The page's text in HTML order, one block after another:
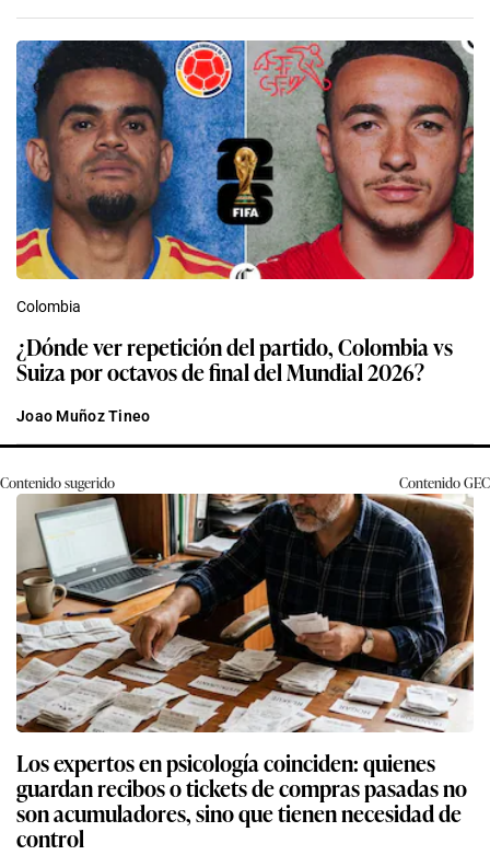
Colombia
¿Dónde ver repetición del partido, Colombia vs
Suiza por octavos de final del Mundial 2026?
Joao Muñoz Tineo
Contenido sugerido ContenidoGEC
Los expertos en psicología coinciden: quienes
guardan recibos o tickets de compras pasadas no
son acumuladores, sino que tienen necesidad de
control